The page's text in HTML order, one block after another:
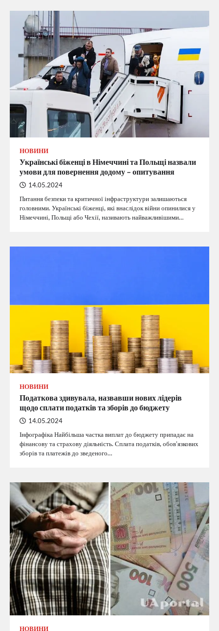
НОВИНИ
Українські біженці в Німеччині та Польщі назвали
умови для повернення додому – опитування
14.05.2024
Питання безпеки та критичної інфраструктури залишаються
головними. Українські біженці, які внаслідок війни опинилися у
Німеччині, Польщі або Чехії, називають найважливішими…
НОВИНИ
Податкова здивувала, назвавши нових лідерів
щодо сплати податків та зборів до бюджету
14.05.2024
Інфографіка Найбільша частка виплат до бюджету припадає на
фінансову та страхову діяльність. Сплата податків, обов’язкових
зборів та платежів до зведеного…
НОВИНИ